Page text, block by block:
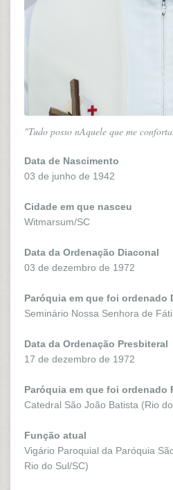
"Tudo posso nAquele que me
Data de Nascimento
03 de junho de 1942
Cidade em que nasceu
Witmarsum/SC
Data da Ordenação Diaconal
03 de dezembro de 1972
Paróquia em que foi ordenado
Seminário Nossa Senhora de
Data da Ordenação Presbiteral
17 de dezembro de 1972
Paróquia em que foi ordenado
Catedral São João Batista (Rio
Função atual
Vigário Paroquial da Paróquia
Rio do Sul/SC)